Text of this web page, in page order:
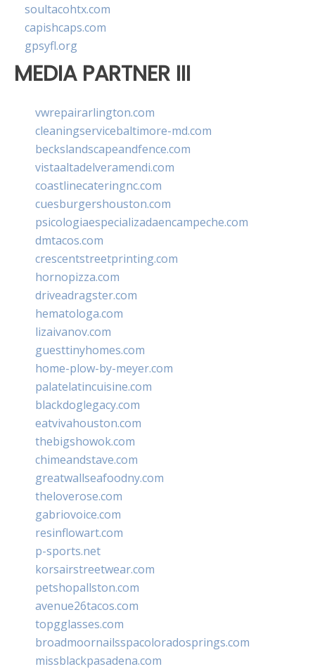
soultacohtx.com
capishcaps.com
gpsyfl.org
MEDIA PARTNER III
vwrepairarlington.com
cleaningservicebaltimore-md.com
beckslandscapeandfence.com
vistaaltadelveramendi.com
coastlinecateringnc.com
cuesburgershouston.com
psicologiaespecializadaencampeche.com
dmtacos.com
crescentstreetprinting.com
hornopizza.com
driveadragster.com
hematologa.com
lizaivanov.com
guesttinyhomes.com
home-plow-by-meyer.com
palatelatincuisine.com
blackdoglegacy.com
eatvivahouston.com
thebigshowok.com
chimeandstave.com
greatwallseafoodny.com
theloverose.com
gabriovoice.com
resinflowart.com
p-sports.net
korsairstreetwear.com
petshopallston.com
avenue26tacos.com
topgglasses.com
broadmoornailsspacoloradosprings.com
missblackpasadena.com